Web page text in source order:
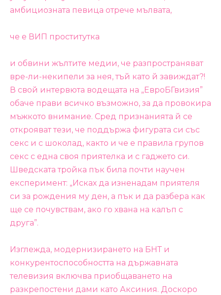
амбициозната певица отрече мълвата,
че е ВИП проститутка
и обвини жълтите медии, че разпространяват
вре-ли-некипели за нея, тъй като й завиждат?!
В свой интервюта водещата на „ЕвроБГвизия”
обаче прави всичко възможно, за да провокира
мъжкото внимание. Сред признанията й се
открояват тези, че поддържа фигурата си със
секс и с шоколад, както и че е правила групов
секс с една своя приятелка и с гаджето си.
Шведската тройка пък била почти научен
експеримент: „Исках да изненадам приятеля
си за рождения му ден, а пък и да разбера как
ще се почувствам, ако го хвана на калъп с
друга”.
Изглежда, модернизирането на БНТ и
конкурентоспособността на държавната
телевизия включва приобщаването на
разкрепостени дами като Аксиния. Доскоро